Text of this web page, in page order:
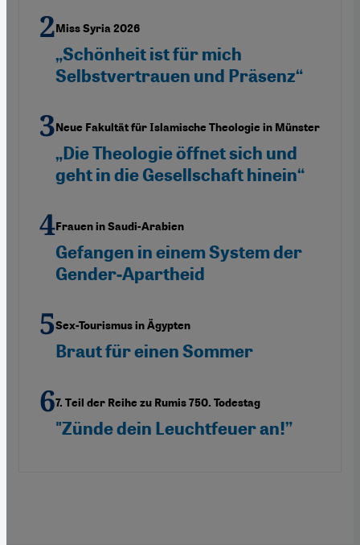
Miss Syria 2026
„Schönheit ist für mich
Selbstvertrauen und Präsenz“
Neue Fakultät für Islamische Theologie in Münster
„Die Theologie öffnet sich und
geht in die Gesellschaft hinein“
Frauen in Saudi-Arabien
Gefangen in einem System der
Gender-Apartheid
Sex-Tourismus in Ägypten
Braut für einen Sommer
7. Teil der Reihe zu Rumis 750. Todestag
"Zünde dein Leuchtfeuer an!”